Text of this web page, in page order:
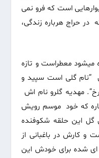
است که فرو نمی
حراج هرباره زندگی،
میشود معطراست و تازه
گلی است سپید و
مهدیه گلرو نام اش
که خود موسم رویش
گل این حلقه شکوفنده
و کارش در باغبانی از
شده برای خودش این